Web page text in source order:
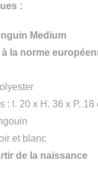
:
Medium
la norme
: l. 20 x H. 36 x P. 18
et blanc
de la naissance